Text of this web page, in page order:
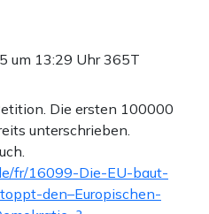
um 13:29 Uhr365T
Die ersten 100000
unterschrieben.
fr/16099-Die-EU-baut-
den–Europischen-